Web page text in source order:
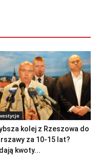
kolej z Rzeszowa do
za 10-15 lat?
kwoty...